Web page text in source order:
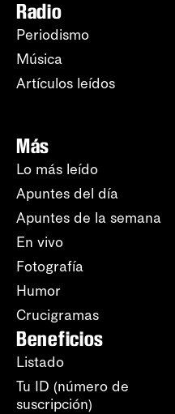
Radio
Periodismo
Música
Artículos leídos
Más
Lo más leído
Apuntes del día
Apuntes de la semana
En vivo
Fotografía
Humor
Crucigramas
Beneficios
Listado
Tu ID (número de
suscripción)